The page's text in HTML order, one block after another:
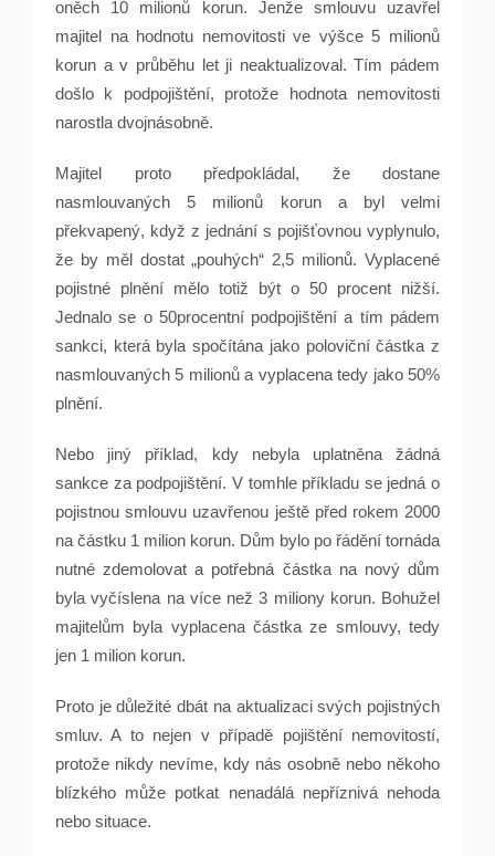
oněch 10 milionů korun. Jenže smlouvu uzavřel
majitel na hodnotu nemovitosti ve výšce 5 milionů
korun a v průběhu let ji neaktualizoval. Tím pádem
došlo k podpojištění, protože hodnota nemovitosti
narostla dvojnásobně.
Majitel proto předpokládal, že dostane
nasmlouvaných 5 milionů korun a byl velmi
překvapený, když z jednání s pojišťovnou vyplynulo,
že by měl dostat „pouhých“ 2,5 milionů. Vyplacené
pojistné plnění mělo totiž být o 50 procent nižší.
Jednalo se o 50procentní podpojištění a tím pádem
sankci, která byla spočítána jako poloviční částka z
nasmlouvaných 5 milionů a vyplacena tedy jako 50%
plnění.
Nebo jiný příklad, kdy nebyla uplatněna žádná
sankce za podpojištění. V tomhle příkladu se jedná o
pojistnou smlouvu uzavřenou ještě před rokem 2000
na částku 1 milion korun. Dům bylo po řádění tornáda
nutné zdemolovat a potřebná částka na nový dům
byla vyčíslena na více než 3 miliony korun. Bohužel
majitelům byla vyplacena částka ze smlouvy, tedy
jen 1 milion korun.
Proto je důležité dbát na aktualizaci svých pojistných
smluv. A to nejen v případě pojištění nemovitostí,
protože nikdy nevíme, kdy nás osobně nebo někoho
blízkého může potkat nenadálá nepříznivá nehoda
nebo situace.